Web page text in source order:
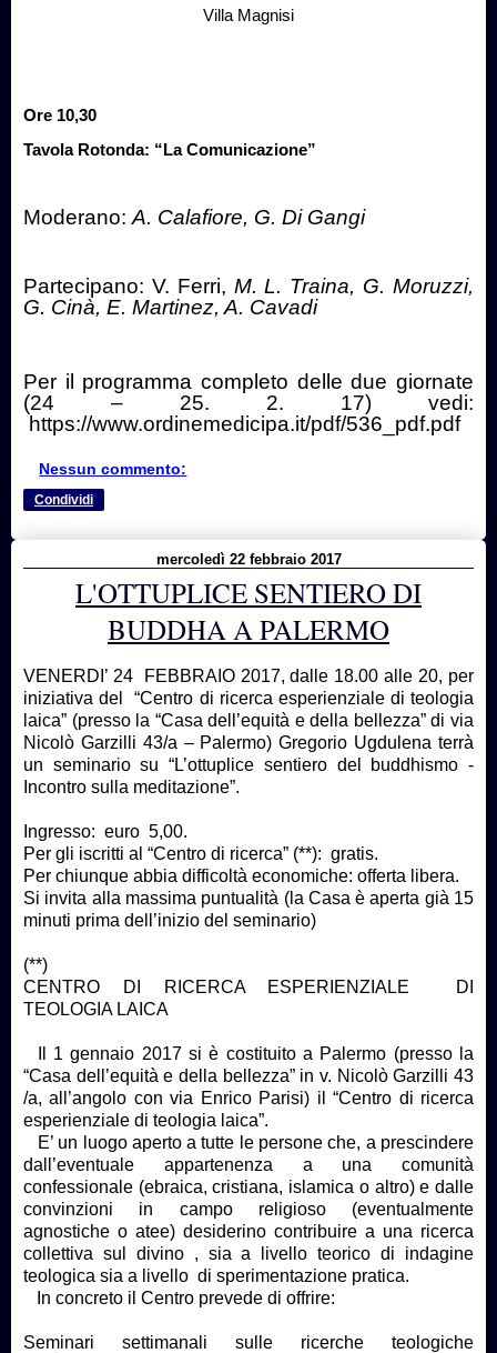
Villa Magnisi
Ore 10,30
Tavola Rotonda: “La Comunicazione”
Moderano: A. Calafiore, G. Di Gangi
Partecipano: V. Ferri, M. L. Traina, G. Moruzzi,
G. Cinà, E. Martinez, A. Cavadi
Per il programma completo delle due giornate
(24 – 25. 2. 17) vedi:
https://www.ordinemedicipa.it/pdf/536_pdf.pdf
Nessun commento:
Condividi
mercoledì 22 febbraio 2017
L'OTTUPLICE SENTIERO DI
BUDDHA A PALERMO
VENERDI’ 24 FEBBRAIO 2017, dalle 18.00 alle 20, per
iniziativa del “Centro di ricerca esperienziale di teologia
laica” (presso la “Casa dell’equità e della bellezza” di via
Nicolò Garzilli 43/a – Palermo) Gregorio Ugdulena terrà
un seminario su “L’ottuplice sentiero del buddhismo -
Incontro sulla meditazione”.
Ingresso: euro 5,00.
Per gli iscritti al “Centro di ricerca” (**): gratis.
Per chiunque abbia difficoltà economiche: offerta libera.
Si invita alla massima puntualità (la Casa è aperta già 15
minuti prima dell’inizio del seminario)
(**)
CENTRO DI RICERCA ESPERIENZIALE DI
TEOLOGIA LAICA
Il 1 gennaio 2017 si è costituito a Palermo (presso la
“Casa dell’equità e della bellezza” in v. Nicolò Garzilli 43
/a, all’angolo con via Enrico Parisi) il “Centro di ricerca
esperienziale di teologia laica”.
E’ un luogo aperto a tutte le persone che, a prescindere
dall’eventuale appartenenza a una comunità
confessionale (ebraica, cristiana, islamica o altro) e dalle
convinzioni in campo religioso (eventualmente
agnostiche o atee) desiderino contribuire a una ricerca
collettiva sul divino , sia a livello teorico di indagine
teologica sia a livello di sperimentazione pratica.
In concreto il Centro prevede di offrire:
Seminari settimanali sulle ricerche teologiche